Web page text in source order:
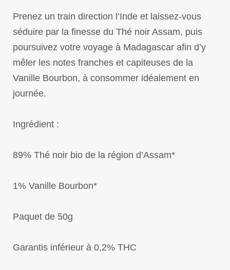
Prenez un train direction l’Inde et laissez-vous
séduire par la finesse du Thé noir Assam, puis
poursuivez votre voyage à Madagascar afin d’y
mêler les notes franches et capiteuses de la
Vanille Bourbon, à consommer idéalement en
journée.
Ingrédient :
89% Thé noir bio de la région d’Assam*
1% Vanille Bourbon*
Paquet de 50g
Garantis inférieur à 0,2% THC